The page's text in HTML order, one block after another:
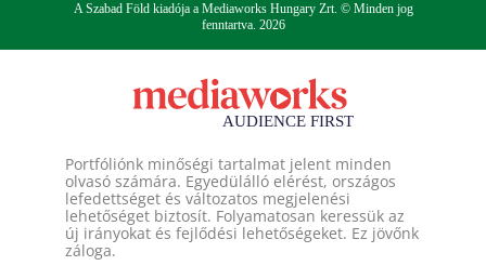
A Szabad Föld kiadója a Mediaworks Hungary Zrt. © Minden jog
fenntartva. 2026
Portfóliónk minőségi tartalmat jelent minden
olvasó számára. Egyedülálló elérést, országos
lefedettséget és változatos megjelenési
lehetőséget biztosít. Folyamatosan keressük az
új irányokat és fejlődési lehetőségeket. Ez jövőnk
záloga.